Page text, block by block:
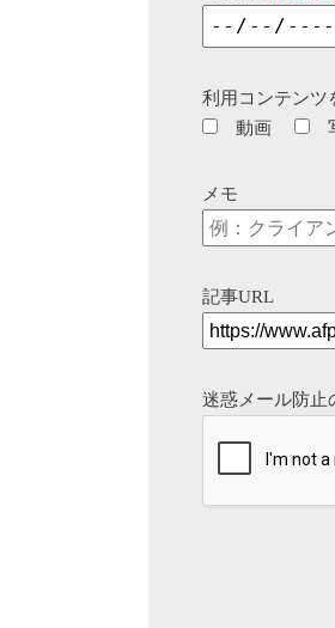
利用コンテンツ
動画
メモ
記事URL
迷惑メール防止